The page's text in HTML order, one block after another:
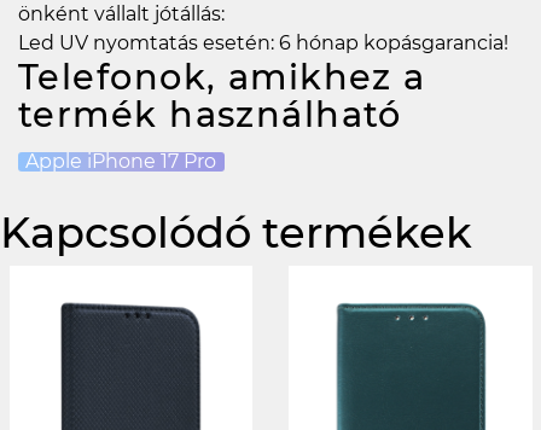
önként vállalt jótállás:
Led UV nyomtatás esetén: 6 hónap kopásgarancia!
Telefonok, amikhez a
termék használható
Apple iPhone 17 Pro
Kapcsolódó termékek